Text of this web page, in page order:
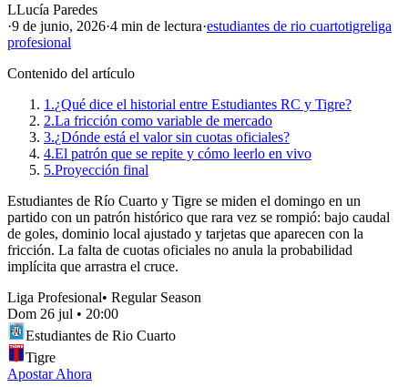
LLucía Paredes
·9 de junio, 2026·4 min de lectura·estudiantes de rio cuartotigreliga
profesional
Contenido del artículo
1.¿Qué dice el historial entre Estudiantes RC y Tigre?
2.La fricción como variable de mercado
3.¿Dónde está el valor sin cuotas oficiales?
4.El patrón que se repite y cómo leerlo en vivo
5.Proyección final
Estudiantes de Río Cuarto y Tigre se miden el domingo en un
partido con un patrón histórico que rara vez se rompió: bajo caudal
de goles, dominio local ajustado y tarjetas que aparecen con la
fricción. La falta de cuotas oficiales no anula la probabilidad
implícita que arrastra el cruce.
Liga Profesional• Regular Season
Dom 26 jul • 20:00
Estudiantes de Rio Cuarto
Tigre
Apostar Ahora